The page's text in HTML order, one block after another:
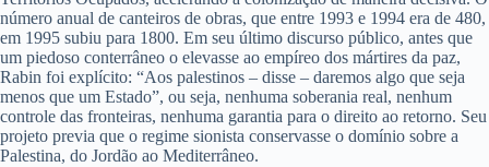
número anual de canteiros de obras, que entre 1993 e 1994 era de 480,
em 1995 subiu para 1800. Em seu último discurso público, antes que
um piedoso conterrâneo o elevasse ao empíreo dos mártires da paz,
Rabin foi explícito: “Aos palestinos – disse – daremos algo que seja
menos que um Estado”, ou seja, nenhuma soberania real, nenhum
controle das fronteiras, nenhuma garantia para o direito ao retorno. Seu
projeto previa que o regime sionista conservasse o domínio sobre a
Palestina, do Jordão ao Mediterrâneo.